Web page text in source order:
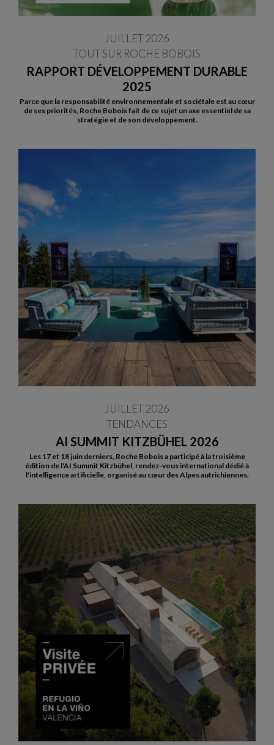
RAPPORT DÉVELOPPEMENT DURABLE
2025
JUILLET 2026
TOUT SUR ROCHE BOBOIS
Parce que la responsabilité environnementale et sociétale est au cœur
de ses priorités, Roche Bobois fait de ce sujet un axe essentiel de sa
stratégie et de son développement.
AI SUMMIT KITZBÜHEL 2026
JUILLET 2026
TENDANCES
Les 17 et 18 juin derniers, Roche Bobois a participé à la troisième
édition de l'AI Summit Kitzbühel, rendez-vous international dédié à
l'intelligence artificielle, organisé au cœur des Alpes autrichiennes.